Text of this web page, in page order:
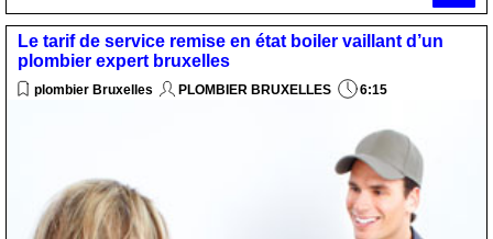
Le tarif de service remise en état boiler vaillant d’un
plombier expert bruxelles
plombier Bruxelles PLOMBIER BRUXELLES 6:15